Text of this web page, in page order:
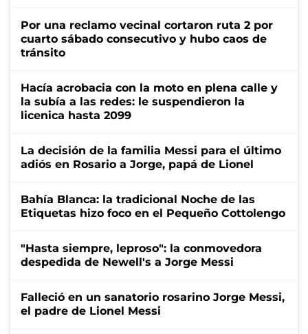
Por una reclamo vecinal cortaron ruta 2 por
cuarto sábado consecutivo y hubo caos de
tránsito
Hacía acrobacia con la moto en plena calle y
la subía a las redes: le suspendieron la
licenica hasta 2099
La decisión de la familia Messi para el último
adiós en Rosario a Jorge, papá de Lionel
Bahía Blanca: la tradicional Noche de las
Etiquetas hizo foco en el Pequeño Cottolengo
"Hasta siempre, leproso": la conmovedora
despedida de Newell's a Jorge Messi
Falleció en un sanatorio rosarino Jorge Messi,
el padre de Lionel Messi